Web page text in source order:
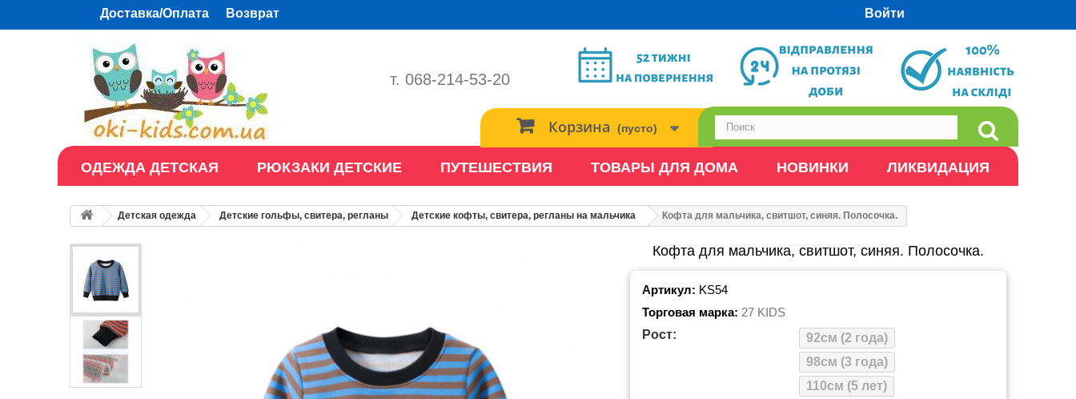
Доставка/Оплата Возврат Войти
т. 068-214-53-20
Корзина (пусто)
ОДЕЖДА ДЕТСКАЯ РЮКЗАКИ ДЕТСКИЕ ПУТЕШЕСТВИЯ ТОВАРЫ ДЛЯ ДОМА НОВИНКИ ЛИКВИДАЦИЯ
Детская одежда Детские гольфы, свитера, регланы Детские кофты, свитера, регланы на мальчика Кофта для мальчика, свитшот, синяя. Полосочка.
Кофта для мальчика, свитшот, синяя. Полосочка.
Артикул: KS54
Торговая марка: 27 KIDS
Рост:
92см (2 года)
98см (3 года)
110см (5 лет)